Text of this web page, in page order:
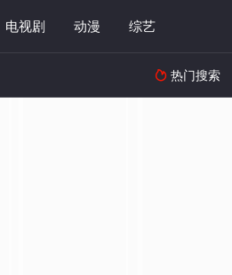
电视剧 动漫 综艺
 热门搜索